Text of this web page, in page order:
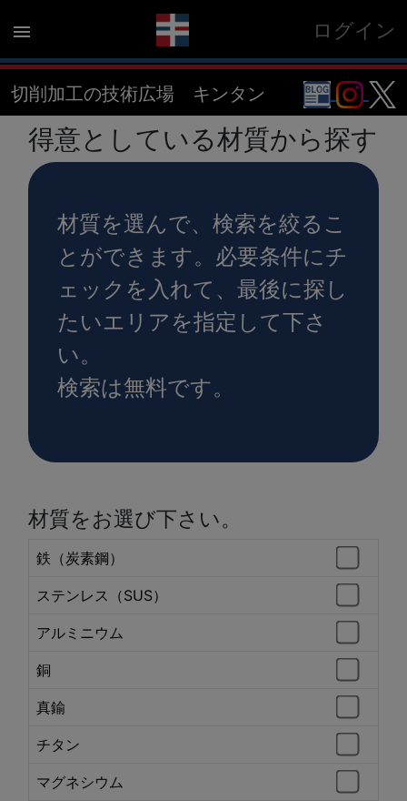
menu ログイン
切削加工の技術広場 キンタン
得意としている材質から探す
材質を選んで、検索を絞るこ
とができます。必要条件にチ
ェックを入れて、最後に探し
たいエリアを指定して下さ
い。
検索は無料です。
材質をお選び下さい。
鉄（炭素鋼）
ステンレス（SUS）
アルミニウム
銅
真鍮
チタン
マグネシウム